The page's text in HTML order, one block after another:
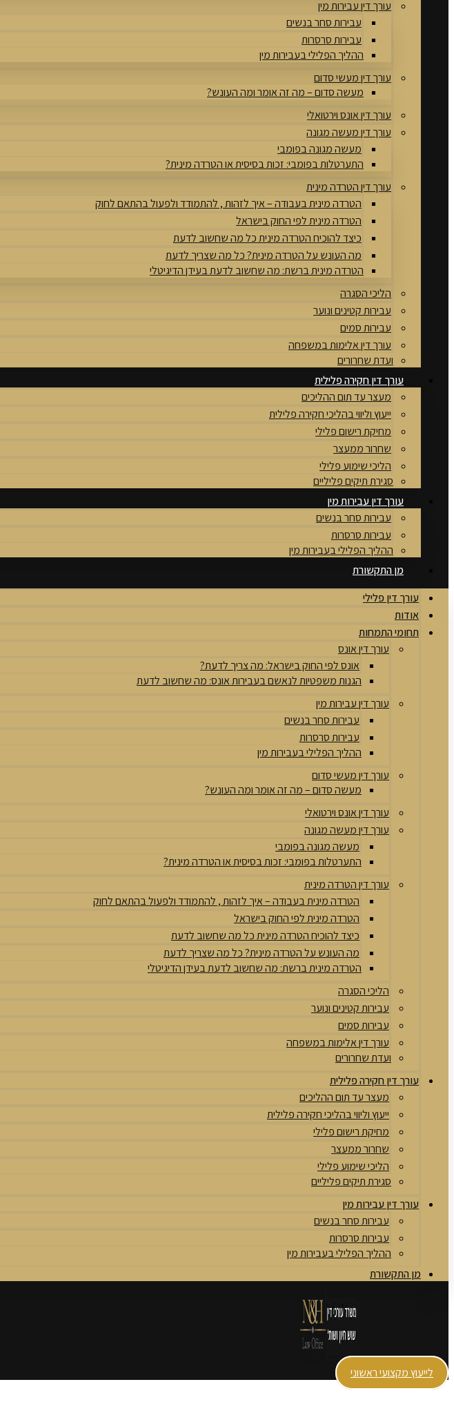
עורך דין עבירות מין
עבירות סחר בנשים
עבירות סרסרות
ההליך הפלילי בעבירות מין
עורך דין מעשי סדום
מעשה סדום – מה זה אומר ומה העונש?
עורך דין אונס וירטואלי
עורך דין מעשה מגונה
מעשה מגונה בפומבי
התערטלות בפומבי: זכות בסיסית או הטרדה מינית?
עורך דין הטרדה מינית
הטרדה מינית בעבודה – איך לזהות , להתמודד ולפעול בהתאם לחוק
הטרדה מינית לפי החוק בישראל
כיצד להוכיח הטרדה מינית כל מה שחשוב לדעת
מה העונש על הטרדה מינית? כל מה שצריך לדעת
הטרדה מינית ברשת: מה שחשוב לדעת בעידן הדיגיטלי
הליכי הסגרה
עבירות קטינים ונוער
עבירות סמים
עורך דין אלימות במשפחה
ועדת שחרורים
עורך דין חקירה פלילית
מעצר עד תום ההליכים
ייעוץ וליווי בהליכי חקירה פלילית
מחיקת רישום פלילי
שחרור ממעצר
הליכי שימוע פלילי
סגירת תיקים פליליים
עורך דין עבירות מין
עבירות סחר בנשים
עבירות סרסרות
ההליך הפלילי בעבירות מין
מן התקשורת
עורך דין פלילי
אודות
תחומי התמחות
עורך דין אונס
אונס לפי החוק בישראל: מה צריך לדעת?
הגנות משפטיות לנאשם בעבירות אונס: מה שחשוב לדעת
עורך דין עבירות מין
עבירות סחר בנשים
עבירות סרסרות
ההליך הפלילי בעבירות מין
עורך דין מעשי סדום
מעשה סדום – מה זה אומר ומה העונש?
עורך דין אונס וירטואלי
עורך דין מעשה מגונה
מעשה מגונה בפומבי
התערטלות בפומבי: זכות בסיסית או הטרדה מינית?
עורך דין הטרדה מינית
הטרדה מינית בעבודה – איך לזהות , להתמודד ולפעול בהתאם לחוק
הטרדה מינית לפי החוק בישראל
כיצד להוכיח הטרדה מינית כל מה שחשוב לדעת
מה העונש על הטרדה מינית? כל מה שצריך לדעת
הטרדה מינית ברשת: מה שחשוב לדעת בעידן הדיגיטלי
הליכי הסגרה
עבירות קטינים ונוער
עבירות סמים
עורך דין אלימות במשפחה
ועדת שחרורים
עורך דין חקירה פלילית
מעצר עד תום ההליכים
ייעוץ וליווי בהליכי חקירה פלילית
מחיקת רישום פלילי
שחרור ממעצר
הליכי שימוע פלילי
סגירת תיקים פליליים
עורך דין עבירות מין
עבירות סחר בנשים
עבירות סרסרות
ההליך הפלילי בעבירות מין
מן התקשורת
לייעוץ מקצועי ראשוני